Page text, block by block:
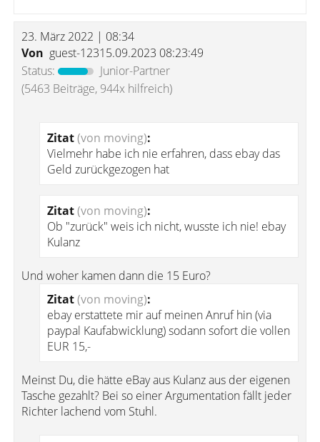
23. März 2022 | 08:34
Von guest-12315.09.2023 08:23:49
Status:
Junior-Partner
(5463 Beiträge, 944x hilfreich)
Zitat(von moving):
Vielmehr habe ich nie erfahren, dass ebay das
Geld zurückgezogen hat
Zitat(von moving):
Ob "zurück" weis ich nicht, wusste ich nie! ebay
Kulanz
Und woher kamen dann die 15 Euro?
Zitat(von moving):
ebay erstattete mir auf meinen Anruf hin (via
paypal Kaufabwicklung) sodann sofort die vollen
EUR 15,-
Meinst Du, die hätte eBay aus Kulanz aus der eigenen
Tasche gezahlt? Bei so einer Argumentation fällt jeder
Richter lachend vom Stuhl.